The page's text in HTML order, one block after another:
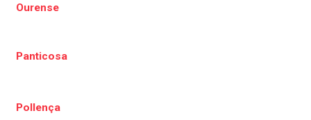
Ourense
Panticosa
Pollença